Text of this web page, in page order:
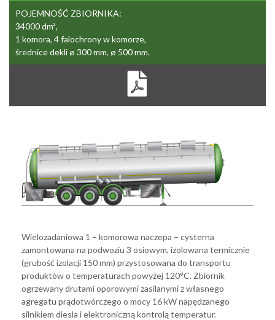
POJEMNOŚĆ ZBIORNIKA:
34000 dm³,
1 komora, 4 falochrony w komorze,
średnice dekli ø 300 mm, ø 500 mm.
Wielozadaniowa 1 – komorowa naczepa – cysterna
zamontowana na podwoziu 3 osiowym, izolowana termicznie
(grubość izolacji 150 mm) przystosowana do transportu
produktów o temperaturach powyżej 120°C. Zbiornik
ogrzewany drutami oporowymi zasilanymi z własnego
agregatu prądotwórczego o mocy 16 kW napędzanego
silnikiem diesla i elektroniczną kontrolą temperatur.